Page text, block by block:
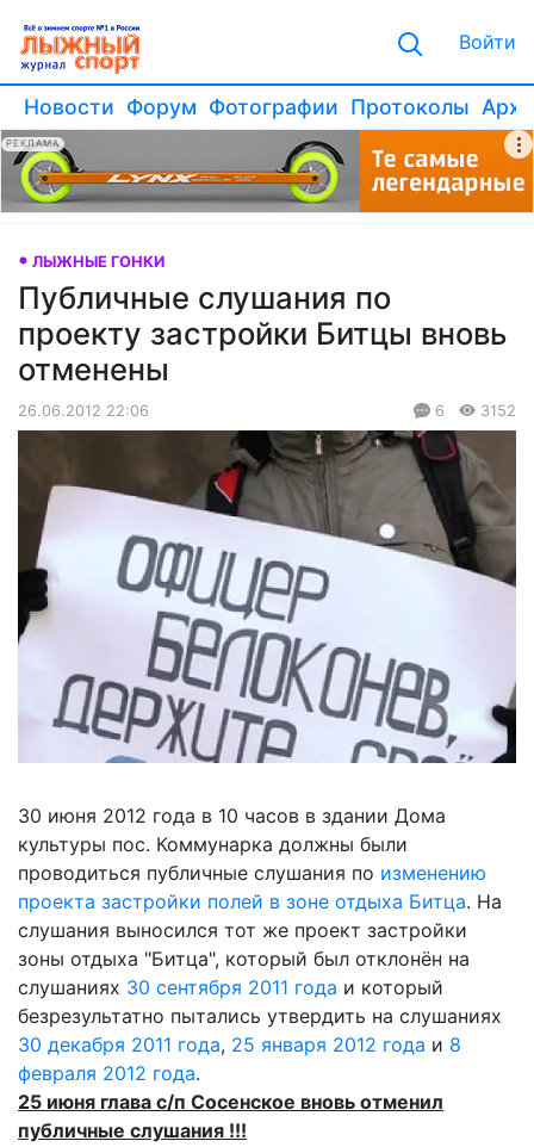
Войти
Новости Форум Фотографии Протоколы
РЕКЛАМА
ЛЫЖНЫЕ ГОНКИ
Публичные слушания по
проекту застройки Битцы вновь
отменены
26.06.2012 22:06 6 3152
30 июня 2012 года в 10 часов в здании Дома
культуры пос. Коммунарка должны были
проводиться публичные слушания по изменению
проекта застройки полей в зоне отдыха Битца. На
слушания выносился тот же проект застройки
зоны отдыха "Битца", который был отклонён на
слушаниях 30 сентября 2011 года и который
безрезультатно пытались утвердить на слушаниях
30 декабря 2011 года, 25 января 2012 года и 8
февраля 2012 года.
25 июня глава с/п Сосенское вновь отменил
публичные слушания !!!